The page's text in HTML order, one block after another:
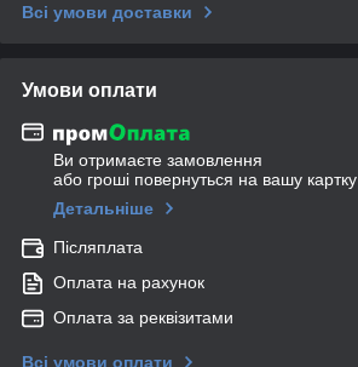
Всі умови доставки
Умови оплати
Ви отримаєте замовлення
або гроші повернуться на вашу картку
Детальніше
Післяплата
Оплата на рахунок
Оплата за реквізитами
Всі умови оплати